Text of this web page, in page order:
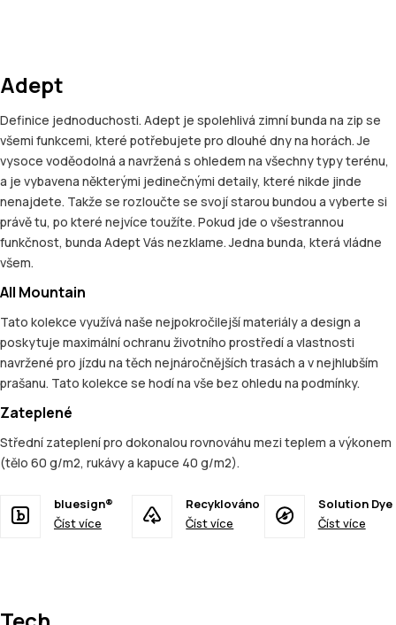
Adept
Definice jednoduchosti. Adept je spolehlivá zimní bunda na zip se
všemi funkcemi, které potřebujete pro dlouhé dny na horách. Je
vysoce voděodolná a navržená s ohledem na všechny typy terénu,
a je vybavena některými jedinečnými detaily, které nikde jinde
nenajdete. Takže se rozloučte se svojí starou bundou a vyberte si
právě tu, po které nejvíce toužíte. Pokud jde o všestrannou
funkčnost, bunda Adept Vás nezklame. Jedna bunda, která vládne
všem.
All Mountain
Tato kolekce využívá naše nejpokročilejší materiály a design a
poskytuje maximální ochranu životního prostředí a vlastnosti
navržené pro jízdu na těch nejnáročnějších trasách a v nejhlubším
prašanu. Tato kolekce se hodí na vše bez ohledu na podmínky.
Zateplené
Střední zateplení pro dokonalou rovnováhu mezi teplem a výkonem
(tělo 60 g/m2, rukávy a kapuce 40 g/m2).
bluesign®
Číst více
Recyklováno
Číst více
Solution Dye
Číst více